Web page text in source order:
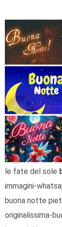
le fate del sole
immagini-
buona notte
originalissima-